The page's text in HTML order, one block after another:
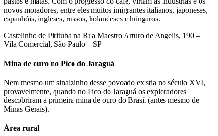
novos moradores, entre eles muitos imigrantes italianos, japoneses,
espanhóis, ingleses, russos, holandeses e húngaros.
Castelinho de Pirituba na Rua Maestro Arturo de Angelis, 190 –
Vila Comercial, São Paulo – SP
Mina de ouro no Pico do Jaraguá
Nem mesmo um sinalzinho desse povoado existia no século XVI,
provavelmente, quando no Pico do Jaraguá os exploradores
descobriram a primeira mina de ouro do Brasil (antes mesmo de
Minas Gerais).
Área rural